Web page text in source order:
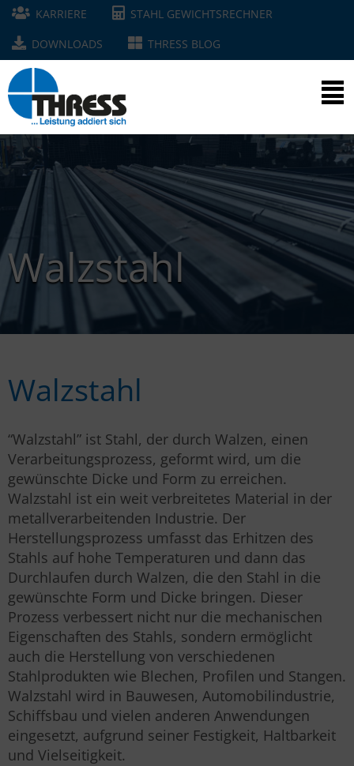
KARRIERE
STAHL GEWICHTSRECHNER
DOWNLOADS
THRESS BLOG
Walzstahl
Walzstahl
“Walzstahl” ist Stahl, der durch Walzen, einen
Verarbeitungsprozess, geformt wird, um die
gewünschte Dicke und Form zu erreichen.
Walzstahl ist ein weit verbreitetes Material in der
metallverarbeitenden Industrie. Der
Herstellungsprozess umfasst das Erhitzen des
Stahls auf hohe Temperaturen und dann das
Durchlaufen durch Walzen, die den Stahl in die
gewünschte Form und Dicke bringen. Dieser
Prozess verbessert nicht nur die mechanischen
Eigenschaften des Stahls, sondern ermöglicht
auch die Herstellung von verschiedenen
Stahlprodukten wie Blechen, Profilen und Stangen.
Walzstahl wird in Bauwesen, Automobilindustrie,
Schiffsbau und vielen anderen Anwendungen
eingesetzt, aufgrund seiner Festigkeit, Haltbarkeit
und Vielseitigkeit.